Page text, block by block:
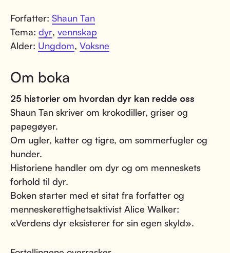
Forfatter: Shaun Tan
Tema: dyr, vennskap
Alder: Ungdom, Voksne
Om boka
25 historier om hvordan dyr kan redde oss
Shaun Tan skriver om krokodiller, griser og
papegøyer.
Om ugler, katter og tigre, om sommerfugler og
hunder.
Historiene handler om dyr og om menneskets
forhold til dyr.
Boken starter med et sitat fra forfatter og
menneskerettighetsaktivist Alice Walker:
«Verdens dyr eksisterer for sin egen skyld».